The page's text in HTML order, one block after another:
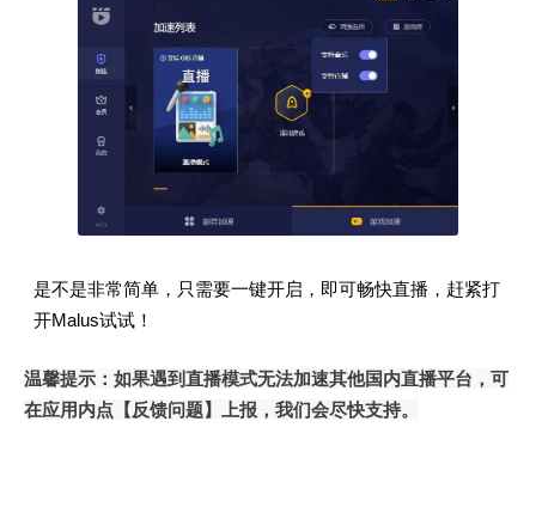
是不是非常简单，只需要一键开启，即可畅快直播，赶紧打
开Malus试试！
温馨提示：如果遇到直播模式无法加速其他国内直播平台，可
在应用内点【反馈问题】上报，我们会尽快支持。